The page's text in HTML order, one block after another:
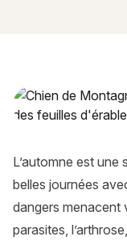
Comment prendre
L’automne est
belles journées
dangers menacent
parasites,